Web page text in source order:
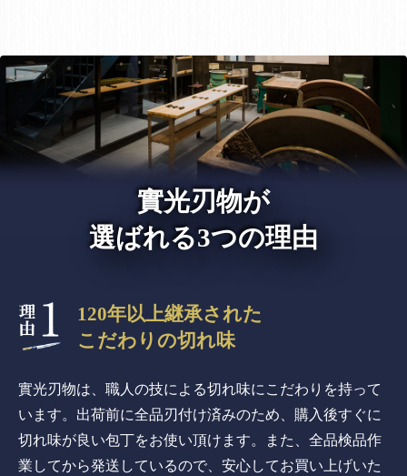
實光刃物が
選ばれる3つの理由
120年以上継承された
こだわりの切れ味
實光刃物は、職人の技による切れ味にこだわりを持って
います。出荷前に全品刃付け済みのため、購入後すぐに
切れ味が良い包丁をお使い頂けます。また、全品検品作
業してから発送しているので、安心してお買い上げいた